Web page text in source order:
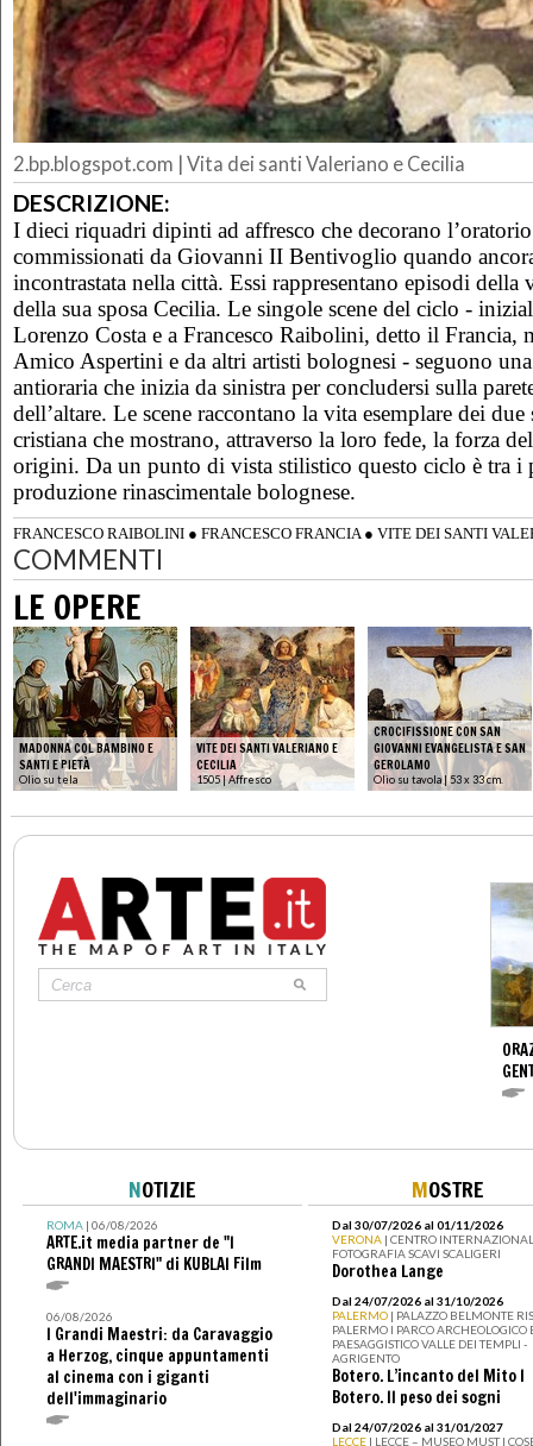
2.bp.blogspot.com | Vita dei santi Valeriano e Cecilia
DESCRIZIONE:
I dieci riquadri dipinti ad affresco che decorano
commissionati da Giovanni II Bentivoglio quando
incontrastata nella città. Essi rappresentano episodi della
della sua sposa Cecilia. Le singole scene del ciclo -
Lorenzo Costa e a Francesco Raibolini, detto il Francia,
Amico Aspertini e da altri artisti bolognesi - seguono
antioraria che inizia da sinistra per concludersi sulla
dell’altare. Le scene raccontano la vita esemplare dei
cristiana che mostrano, attraverso la loro fede, la forza
origini. Da un punto di vista stilistico questo ciclo è tra
produzione rinascimentale bolognese.
FRANCESCO RAIBOLINI ● FRANCESCO FRANCIA● VITE DEI SANTI
COMMENTI
LE OPERE
MADONNA COL BAMBINO E
SANTI E PIETÀ
Olio su tela
VITE DEI SANTI VALERIANO E
CECILIA
1505 | Affresco
CROCIFISSIONE CON SAN
GIOVANNI EVANGELISTA E SAN
GEROLAMO
Olio su tavola | 53 x 33 cm.
NOTIZIE
ROMA| 06/08/2026
ARTE.it media partner de "I
GRANDI MAESTRI" di KUBLAI Film
06/08/2026
I Grandi Maestri: da Caravaggio
a Herzog, cinque appuntamenti
al cinema con i giganti
dell'immaginario
MOSTRE
Dal 30/07/2026 al 01/11/2026
VERONA | CENTRO
FOTOGRAFIA SCAVI SCALIGERI
Dorothea Lange
Dal 24/07/2026 al 31/10/2026
PALERMO | PALAZZO BELMONTE
PALERMO I PARCO ARCHEOLOGICO
PAESAGGISTICO VALLE DEI TEMPLI -
AGRIGENTO
Botero. L’incanto del Mito I
Botero. Il peso dei sogni
Dal 24/07/2026 al 31/01/2027
LECCE | LECCE – MUSEO MUST I